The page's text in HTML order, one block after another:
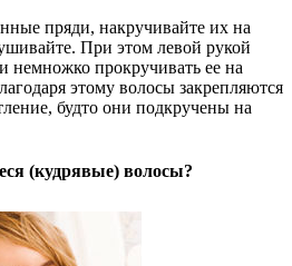
пряди, накручивайте их на
При этом левой рукой
немножко прокручивать ее на
этому волосы закрепляются
будто они подкручены на
(кудрявые) волосы?